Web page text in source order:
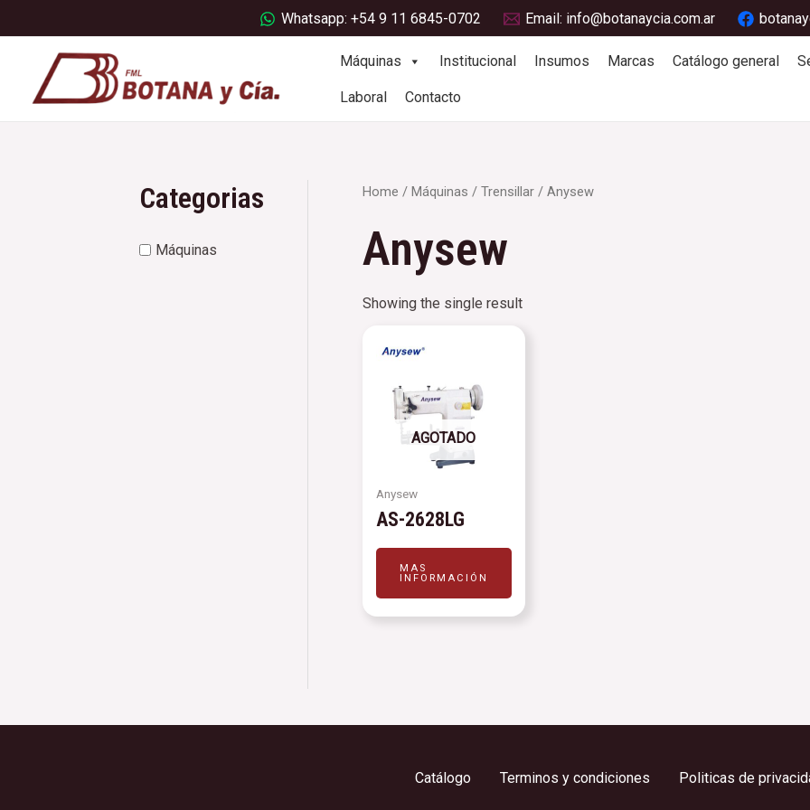
al
contenido
Whatsapp: +54 9 11 6845-0702 Email: info@botanaycia.com.ar
Máquinas Institucional Insumos Marcas Catálogo general
Laboral Contacto
Categorias
Máquinas
Home / Máquinas / Trensillar/ Anysew
Anysew
Showing the single result
AGOTADO
Anysew
AS-2628LG
MAS
INFORMACIÓN
Catálogo Terminos y condiciones Politicas de